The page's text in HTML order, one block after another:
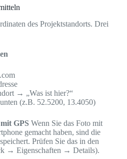
des Projektstandorts. Drei
→ „Was ist hier?“
(z.B. 52.5200, 13.4050)
GPS Wenn Sie das Foto mit
gemacht haben, sind die
Prüfen Sie das in den
→ Eigenschaften → Details).